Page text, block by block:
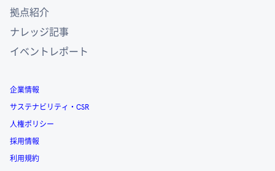
拠点紹介
ナレッジ記事
イベントレポート
企業情報
サステナビリティ・CSR
人権ポリシー
採用情報
利用規約